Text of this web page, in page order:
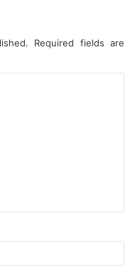
Required fields are